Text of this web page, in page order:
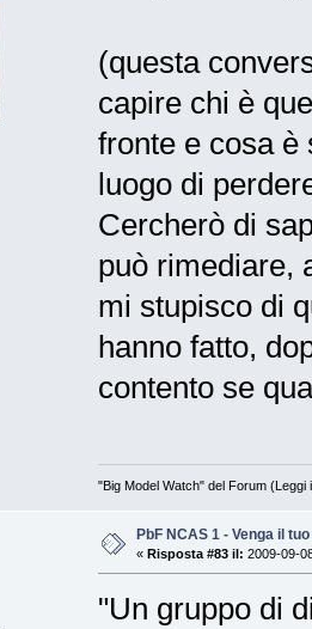
(questa
capire chi è
fronte e cosa è
luogo di
Cercherò di
può rimediare,
mi stupisco di
hanno fatto,
contento se
"Big Model Watch" del Forum
PbF NCAS 1 - Venga il
« Risposta #83 il: 2009-09-
"Un gruppo di